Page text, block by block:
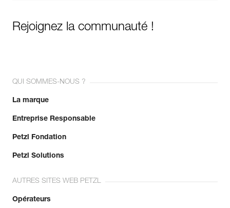
Rejoignez la communauté !
QUI SOMMES-NOUS ?
La marque
Entreprise Responsable
Petzl Fondation
Petzl Solutions
AUTRES SITES WEB PETZL
Opérateurs